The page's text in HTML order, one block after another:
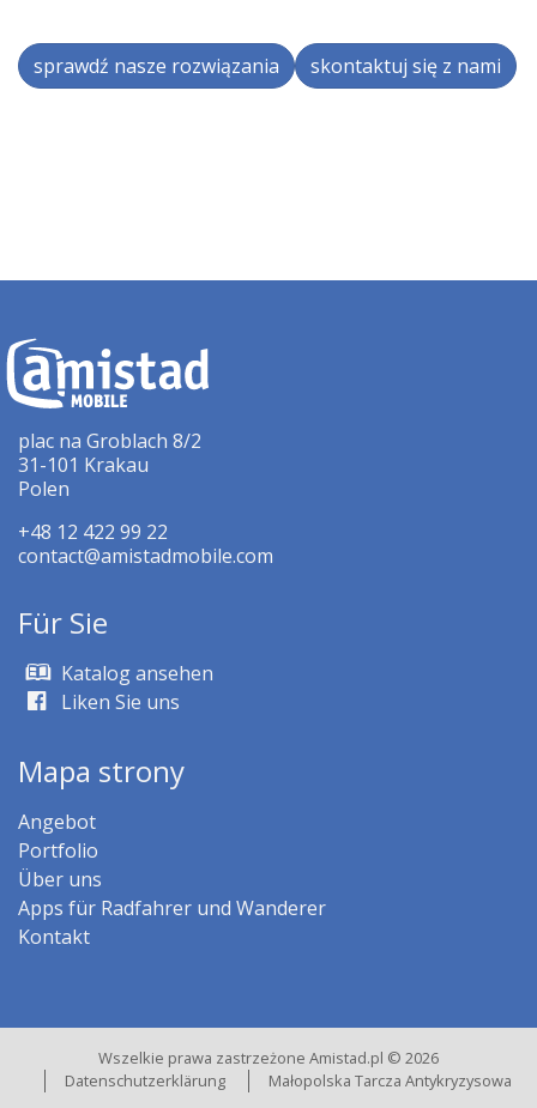
sprawdź nasze rozwiązania skontaktuj się z nami
plac na Groblach 8/2
31-101 Krakau
Polen
+48 12 422 99 22
contact@amistadmobile.com
Für Sie
Katalog ansehen
Liken Sie uns
Mapa strony
Angebot
Portfolio
Über uns
Apps für Radfahrer und Wanderer
Kontakt
Wszelkie prawa zastrzeżone Amistad.pl © 2026
Datenschutzerklärung
Małopolska Tarcza Antykryzysowa